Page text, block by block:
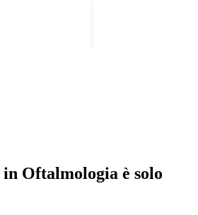
Oftalmologia è solo